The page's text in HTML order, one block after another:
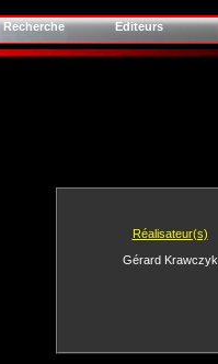
Recherche Editeurs
Réalisateur(s)
Gérard Krawczyk